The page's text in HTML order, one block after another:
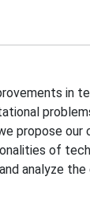
in
propose
of
analyze